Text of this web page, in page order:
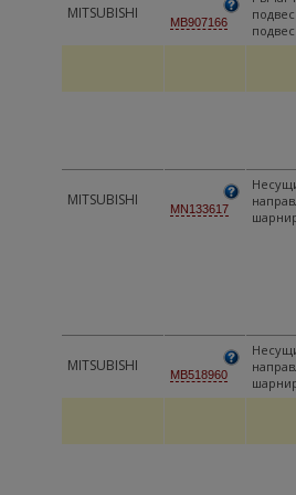
MITSUBISHI MB907166
MITSUBISHI MN133617
MITSUBISHI MB518960